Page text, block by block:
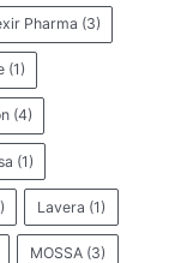
Pharma (3)
(1)
(4)
(1)
Lavera (1)
MOSSA (3)